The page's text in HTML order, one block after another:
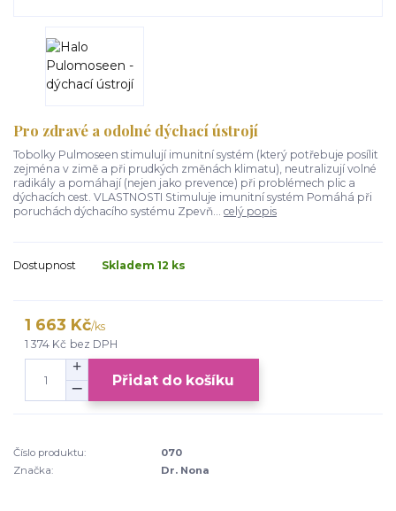
Pro zdravé a odolné dýchací ústrojí
Tobolky Pulmoseen stimulují imunitní systém (který potřebuje posílit
zejména v zimě a při prudkých změnách klimatu), neutralizují volné
radikály a pomáhají (nejen jako prevence) při problémech plic a
dýchacích cest. VLASTNOSTI Stimuluje imunitní systém Pomáhá při
poruchách dýchacího systému Zpevň... celý popis
Dostupnost Skladem 12 ks
1 663 Kč/ks
1 374 Kč bez DPH
Přidat do košíku
Číslo produktu:
070
Značka:
Dr. Nona